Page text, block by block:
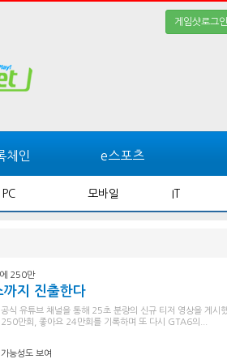
게임샷로그인
체인 e스포츠
PC 모바일 IT
250만
지 진출한다
식 유튜브 채널을 통해 25초 분량의 신규 티저 영상을 게시
만회, 좋아요 24만회를 기록하며 또 다시 GTA6의...
능성도 보여